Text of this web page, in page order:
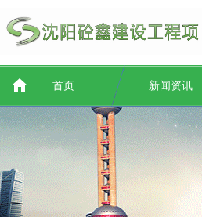
首页 新闻资讯